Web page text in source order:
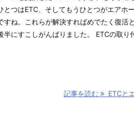
とつはETC、そしてもうひとつがエアホ
すね。これらが解決すればめでたく復活
半にすこしがんばりました。 ETCの取り
記事を読む ETCと